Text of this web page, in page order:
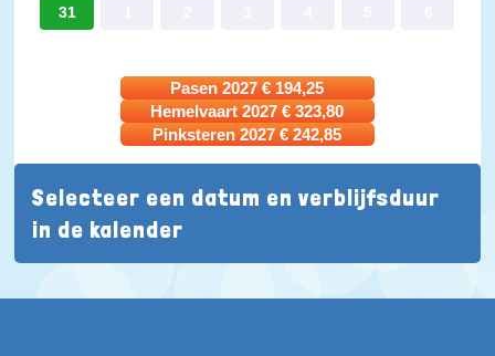
31
Pasen 2027 €194,25
Hemelvaart 2027 €323,80
Pinksteren 2027 €242,85
Selecteer een datum en verblijfsduur
in de kalender